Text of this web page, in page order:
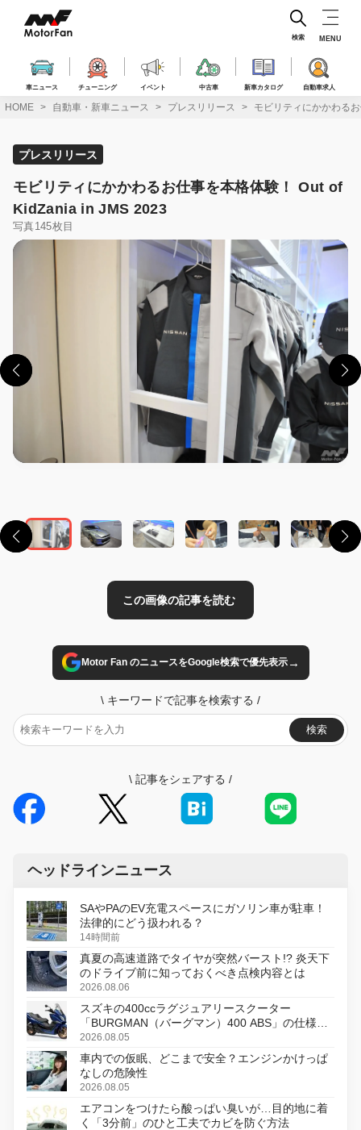
ス
車ニュース チューニング イベント 中古車 新車カタログ 自動車求人
検索 MENU
HOME 自動車・新車ニュース プレスリリース モビリティにかかわる
プレスリリース
モビリティにかかわるお仕事を本格体験！ Out of
KidZania in JMS 2023
写真145枚目
Motor Fan のニュースをGoogle検索で優先表示→
\ キーワードで記事を検索する /
検索
\ 記事をシェアする /
ヘッドラインニュース
SAやPAのEV充電スペースにガソリン車が駐車！
法律的にどう扱われる？
14時間前
真夏の高速道路でタイヤが突然バースト!? 炎天下
のドライブ前に知っておくべき点検内容とは
2026.08.06
スズキの400ccラグジュアリースクーター
「BURGMAN（バーグマン）400 ABS」の仕様を
変更し、8月18日に発売
2026.08.05
車内での仮眠、どこまで安全？エンジンかけっぱ
なしの危険性
2026.08.05
エアコンをつけたら酸っぱい臭いが…目的地に着
く「3分前」のひと工夫でカビを防ぐ方法